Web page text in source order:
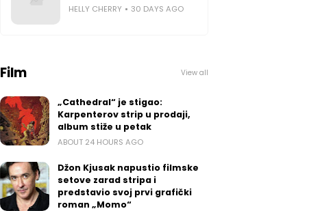
HELLY CHERRY 30 DAYS AGO
Film View all
„Cathedral“ je stigao:
Karpenterov strip u prodaji,
album stiže u petak
ABOUT 24 HOURS AGO
Džon Kjusak napustio filmske
setove zarad stripa i
predstavio svoj prvi grafički
roman „Momo“